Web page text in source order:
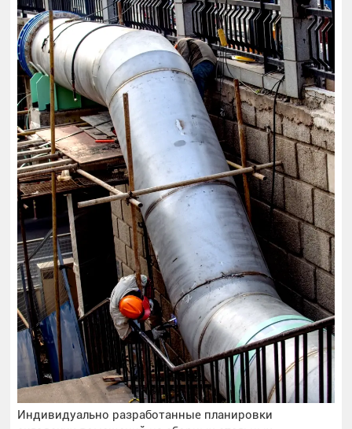
Индивидуально разработанные планировки